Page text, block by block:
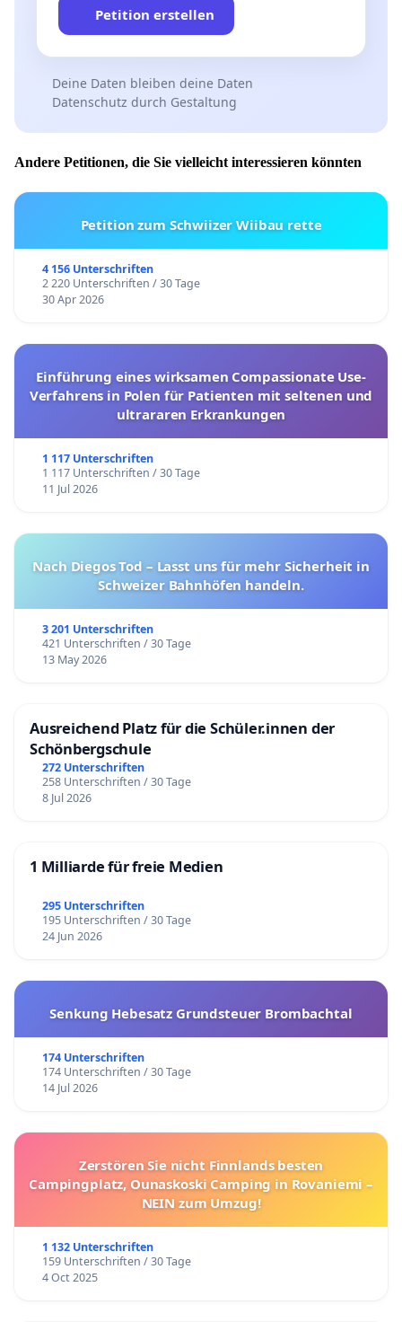
Petition erstellen
Deine Daten bleiben deine Daten
Datenschutz durch Gestaltung
Andere Petitionen, die Sie vielleicht interessieren könnten
Petition zum Schwiizer Wiibau rette
4 156 Unterschriften
2 220 Unterschriften / 30 Tage
30 Apr 2026
Einführung eines wirksamen Compassionate Use-
Verfahrens in Polen für Patienten mit seltenen und
ultrararen Erkrankungen
1 117 Unterschriften
1 117 Unterschriften / 30 Tage
11 Jul 2026
Nach Diegos Tod – Lasst uns für mehr Sicherheit in
Schweizer Bahnhöfen handeln.
3 201 Unterschriften
421 Unterschriften / 30 Tage
13 May 2026
Ausreichend Platz für die Schüler.innen der
Schönbergschule
272 Unterschriften
258 Unterschriften / 30 Tage
8 Jul 2026
1 Milliarde für freie Medien
295 Unterschriften
195 Unterschriften / 30 Tage
24 Jun 2026
Senkung Hebesatz Grundsteuer Brombachtal
174 Unterschriften
174 Unterschriften / 30 Tage
14 Jul 2026
Zerstören Sie nicht Finnlands besten
Campingplatz, Ounaskoski Camping in Rovaniemi –
NEIN zum Umzug!
1 132 Unterschriften
159 Unterschriften / 30 Tage
4 Oct 2025